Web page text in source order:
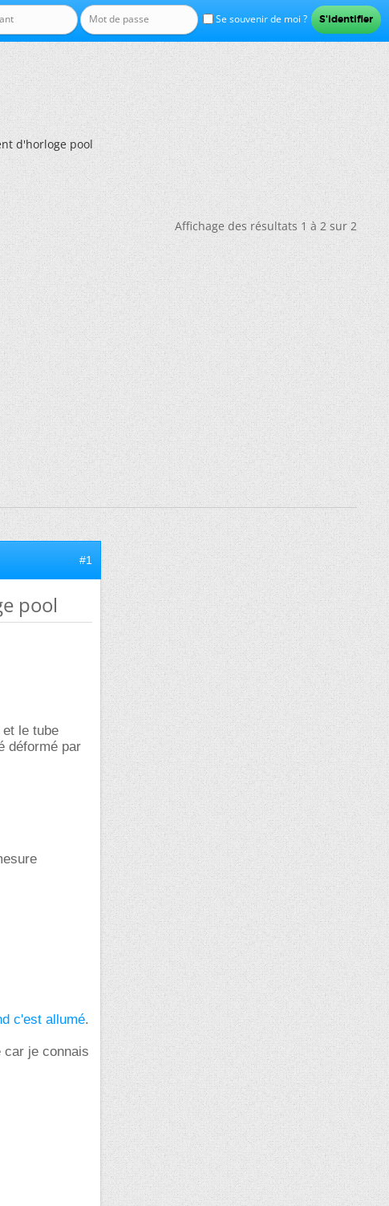
Se souvenir de moi ?
d'horloge pool
Affichage des résultats 1 à 2 sur 2
#1
pool
le tube
déformé par
c'est allumé.
car je connais